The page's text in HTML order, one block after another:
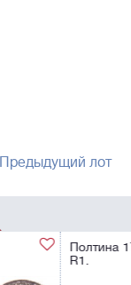
Предыдущий лот